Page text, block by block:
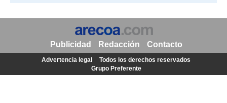
Publicidad Redacción Contacto
Advertencia legal
Todos los derechos reservados
Grupo Preferente